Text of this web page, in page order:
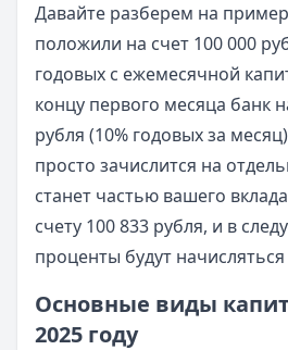
Давайте разберем на
положили на счет 100 000
годовых с ежемесячной
концу первого месяца банк
рубля (10% годовых за
просто зачислится на
станет частью вашего
счету 100 833 рубля, и в
проценты будут
Основные виды
2025 году